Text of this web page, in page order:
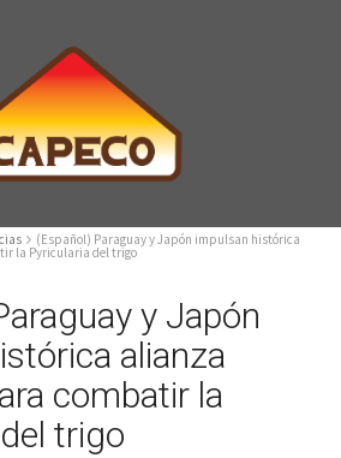
(Español) Paraguay y Japón impulsan histórica
la Pyricularia del trigo
y Japón
alianza
combatir la
trigo